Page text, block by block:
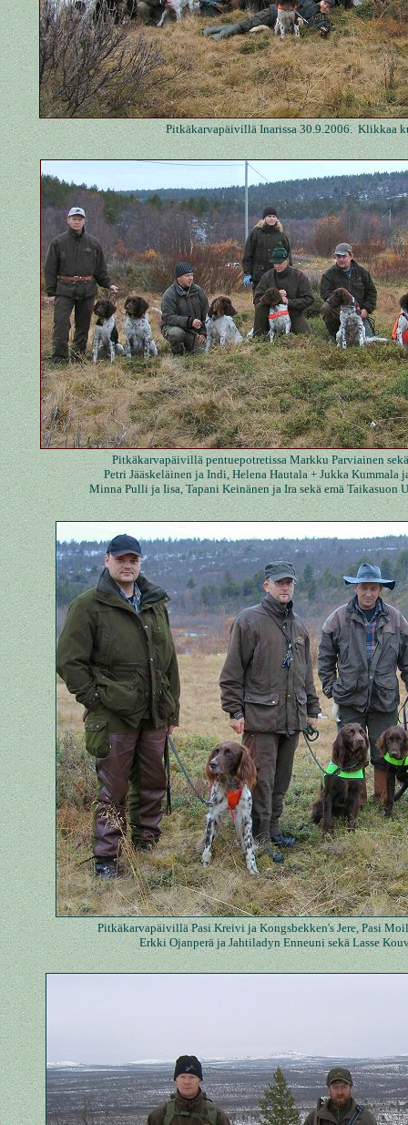
Pitkäkarvapäivillä Inarissa 30.9.2006. Klikkaa
Pitkäkarvapäivillä pentuepotretissa Markku Parviainen
Petri Jääskeläinen ja Indi, Helena Hautala + Jukka
Minna Pulli ja Iisa, Tapani Keinänen ja Ira sekä emä Taikasuon
Pitkäkarvapäivillä Pasi Kreivi ja Kongsbekken's Jere, Pasi
Erkki Ojanperä ja Jahtiladyn Enneuni sekä Lasse